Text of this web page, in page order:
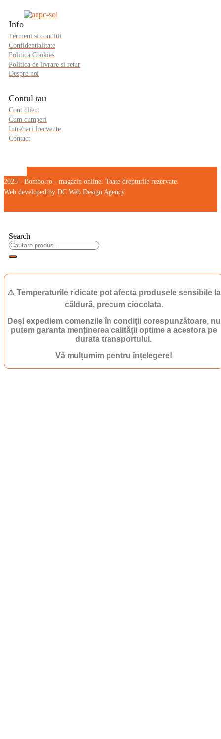
Info
Termeni si conditii
Confidentialitate
Politica Cookies
Politica de livrare si retur
Despre noi
Contul tau
Cont client
Cum cumperi
Intrebari frecvente
Contact
2025 - Bombo.ro - magazin online. Toate drepturile rezervate.
Web developed by DC Web Design Agency
Search
⚠️ Temperaturile ridicate pot afecta produsele sensibile la
căldură, precum ciocolata.
Deși expediem comenzile în condiții corespunzătoare, nu
putem garanta menținerea calității optime a acestora pe
durata transportului.
Vă mulțumim pentru înțelegere!